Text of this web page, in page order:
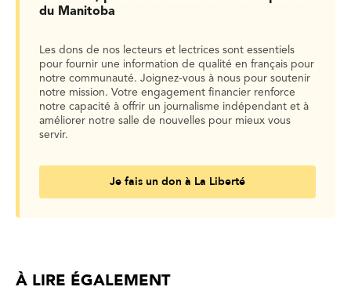
du Manitoba
Les dons de nos lecteurs et lectrices sont essentiels
pour fournir une information de qualité en français pour
notre communauté. Joignez-vous à nous pour soutenir
notre mission. Votre engagement financier renforce
notre capacité à offrir un journalisme indépendant et à
améliorer notre salle de nouvelles pour mieux vous
servir.
Je fais un don à La Liberté
À LIRE ÉGALEMENT